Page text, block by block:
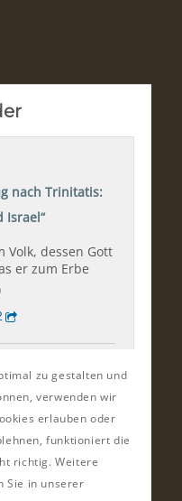
zu gestalten und
verwenden wir
erlauben oder
funktioniert die
richtig. Weitere
Sie in unserer